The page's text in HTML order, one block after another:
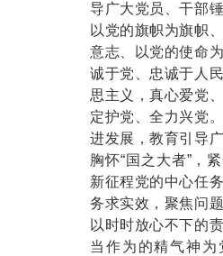
导广大党员、干部
以党的旗帜为旗帜
意志、以党的使命
诚于党、忠诚于人
思主义，真心爱党
定护党、全力兴党
进发展，教育引导
胸怀“国之大者”，
新征程党的中心任
务求实效，聚焦问
以时时放心不下的
当作为的精气神为